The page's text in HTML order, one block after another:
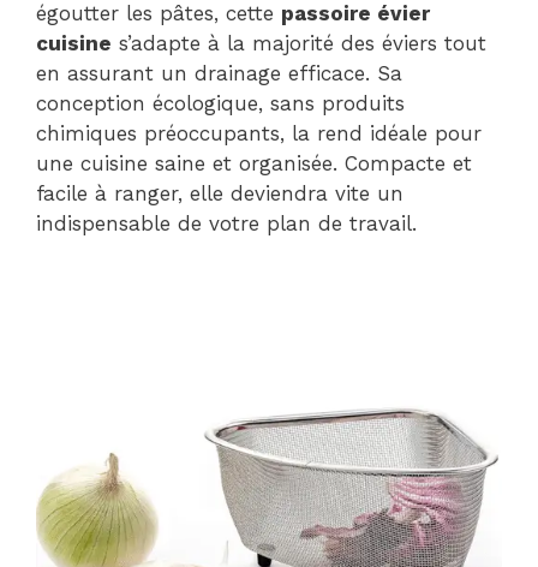
égoutter les pâtes, cette passoire évier
cuisine s’adapte à la majorité des éviers tout
en assurant un drainage efficace. Sa
conception écologique, sans produits
chimiques préoccupants, la rend idéale pour
une cuisine saine et organisée. Compacte et
facile à ranger, elle deviendra vite un
indispensable de votre plan de travail.